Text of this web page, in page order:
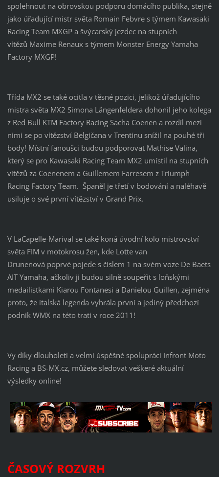
spolehnout na obrovskou podporu domácího publika, stejně
jako úřadující mistr světa Romain Febvres týmem Kawasaki
Racing Team MXGPa švýcarský jezdec na stupních
vítězů Maxime Renaux s týmem Monster Energy Yamaha
Factory MXGP!
Třída MX2 se také ocitla v těsné pozici, jelikož úřadujícího
mistra světa MX2 Simona Längenfeldera dohonil jeho kolega
z Red Bull KTM Factory RacingSacha Coenen a rozdíl mezi
nimi se po vítězství Belgičana v Trentinu snížil na pouhé tři
body! Místní fanoušci budou podporovat Mathise Valina,
který se pro Kawasaki Racing Team MX2 umístil na stupních
vítězů za Coenenem a Guillemem Farresem z Triumph
Racing Factory Team. Španěl je třetí v bodování a naléhavě
usiluje o své první vítězství v Grand Prix.
V LaCapelle-Marival se také koná úvodní kolo mistrovství
světa FIM v motokrosu žen, kde Lotte van
Drunenová poprvé pojede s číslem 1 na svém voze De Baets
AIT Yamaha, ačkoliv ji budou silně soupeřit s loňskými
medailistkami Kiarou Fontanesi a Danielou Guillen, zejména
proto, že italská legenda vyhrála první a jediný předchozí
podnik WMX na této trati v roce 2011!
Vy díky dlouholetí a velmi úspěšné spolupráci Infront Moto
Racing a BS-MX.cz, můžete sledovat veškeré aktuální
výsledky online!
ČASOVÝ ROZVRH